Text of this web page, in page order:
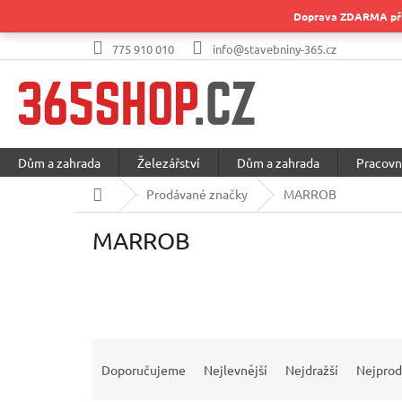
Doprava ZDARMA
775 910 010 info@stavebniny-365.cz
Dům a zahrada Železářství Dům a zahrada
Domů
Prodávané značky MARROB
MARROB
Doporučujeme Nejlevnější Nejdražší